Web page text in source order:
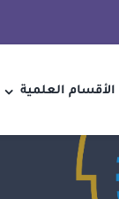
الأقسام العلمية